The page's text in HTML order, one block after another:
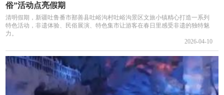
俗”活动点亮假期
清明假期，新疆吐鲁番市鄯善县吐峪沟村吐峪沟景区文旅小镇精心打造一系列
特色活动，非遗体验、民俗展演、特色集市让游客在春日里感受非遗的独特魅
力。
2026-04-10